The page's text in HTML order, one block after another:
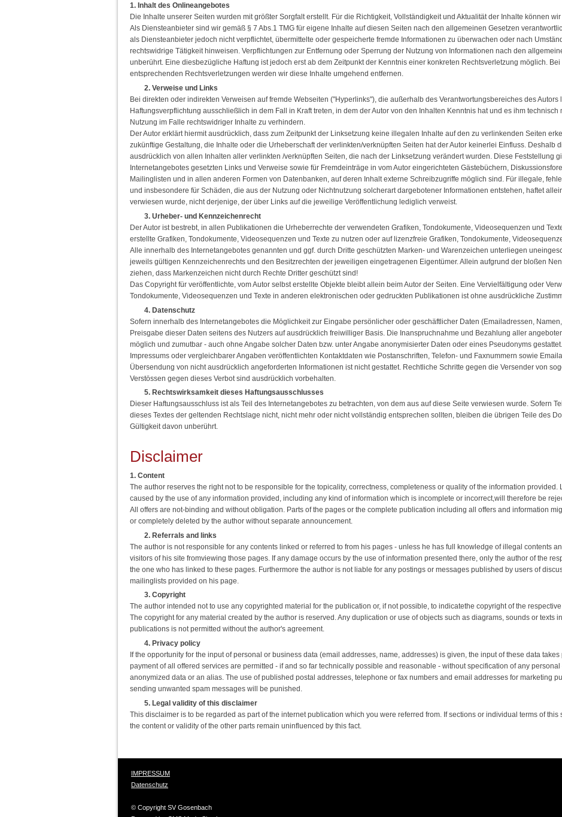
1. Inhalt des Onlineangebotes
Die Inhalte unserer Seiten wurden mit größter Sorgfalt erstellt. Für die Richtigkeit, Vollständigkeit und Aktualität der Inhalte können
Als Diensteanbieter sind wir gemäß § 7 Abs.1 TMG für eigene Inhalte auf diesen Seiten nach den allgemeinen Gesetzen
als Diensteanbieter jedoch nicht verpflichtet, übermittelte oder gespeicherte fremde Informationen zu überwachen oder nach
rechtswidrige Tätigkeit hinweisen. Verpflichtungen zur Entfernung oder Sperrung der Nutzung von Informationen nach den
unberührt. Eine diesbezügliche Haftung ist jedoch erst ab dem Zeitpunkt der Kenntnis einer konkreten Rechtsverletzung möglich.
entsprechenden Rechtsverletzungen werden wir diese Inhalte umgehend entfernen.
2. Verweise und Links
Bei direkten oder indirekten Verweisen auf fremde Webseiten ("Hyperlinks"), die außerhalb des Verantwortungsbereiches des Autors
Haftungsverpflichtung ausschließlich in dem Fall in Kraft treten, in dem der Autor von den Inhalten Kenntnis hat und es ihm
Nutzung im Falle rechtswidriger Inhalte zu verhindern.
Der Autor erklärt hiermit ausdrücklich, dass zum Zeitpunkt der Linksetzung keine illegalen Inhalte auf den zu verlinkenden Seiten
zukünftige Gestaltung, die Inhalte oder die Urheberschaft der verlinkten/verknüpften Seiten hat der Autor keinerlei Einfluss. Deshalb
ausdrücklich von allen Inhalten aller verlinkten /verknüpften Seiten, die nach der Linksetzung verändert wurden. Diese Feststellung
Internetangebotes gesetzten Links und Verweise sowie für Fremdeinträge in vom Autor eingerichteten Gästebüchern,
Mailinglisten und in allen anderen Formen von Datenbanken, auf deren Inhalt externe Schreibzugriffe möglich sind. Für illegale,
und insbesondere für Schäden, die aus der Nutzung oder Nichtnutzung solcherart dargebotener Informationen entstehen, haftet
verwiesen wurde, nicht derjenige, der über Links auf die jeweilige Veröffentlichung lediglich verweist.
3. Urheber- und Kennzeichenrecht
Der Autor ist bestrebt, in allen Publikationen die Urheberrechte der verwendeten Grafiken, Tondokumente, Videosequenzen und
erstellte Grafiken, Tondokumente, Videosequenzen und Texte zu nutzen oder auf lizenzfreie Grafiken, Tondokumente,
Alle innerhalb des Internetangebotes genannten und ggf. durch Dritte geschützten Marken- und Warenzeichen unterliegen
jeweils gültigen Kennzeichenrechts und den Besitzrechten der jeweiligen eingetragenen Eigentümer. Allein aufgrund der bloßen
ziehen, dass Markenzeichen nicht durch Rechte Dritter geschützt sind!
Das Copyright für veröffentlichte, vom Autor selbst erstellte Objekte bleibt allein beim Autor der Seiten. Eine Vervielfältigung oder
Tondokumente, Videosequenzen und Texte in anderen elektronischen oder gedruckten Publikationen ist ohne ausdrückliche
4. Datenschutz
Sofern innerhalb des Internetangebotes die Möglichkeit zur Eingabe persönlicher oder geschäftlicher Daten (Emailadressen,
Preisgabe dieser Daten seitens des Nutzers auf ausdrücklich freiwilliger Basis. Die Inanspruchnahme und Bezahlung aller
möglich und zumutbar - auch ohne Angabe solcher Daten bzw. unter Angabe anonymisierter Daten oder eines Pseudonyms
Impressums oder vergleichbarer Angaben veröffentlichten Kontaktdaten wie Postanschriften, Telefon- und Faxnummern sowie
Übersendung von nicht ausdrücklich angeforderten Informationen ist nicht gestattet. Rechtliche Schritte gegen die Versender von
Verstössen gegen dieses Verbot sind ausdrücklich vorbehalten.
5. Rechtswirksamkeit dieses Haftungsausschlusses
Dieser Haftungsausschluss ist als Teil des Internetangebotes zu betrachten, von dem aus auf diese Seite verwiesen wurde. Sofern
dieses Textes der geltenden Rechtslage nicht, nicht mehr oder nicht vollständig entsprechen sollten, bleiben die übrigen Teile des
Gültigkeit davon unberührt.
Disclaimer
1. Content
The author reserves the right not to be responsible for the topicality, correctness, completeness or quality of the information
caused by the use of any information provided, including any kind of information which is incomplete or incorrect,will therefore be
All offers are not-binding and without obligation. Parts of the pages or the complete publication including all offers and information
or completely deleted by the author without separate announcement.
2. Referrals and links
The author is not responsible for any contents linked or referred to from his pages - unless he has full knowledge of illegal contents
visitors of his site fromviewing those pages. If any damage occurs by the use of information presented there, only the author of the
the one who has linked to these pages. Furthermore the author is not liable for any postings or messages published by users of
mailinglists provided on his page.
3. Copyright
The author intended not to use any copyrighted material for the publication or, if not possible, to indicatethe copyright of the
The copyright for any material created by the author is reserved. Any duplication or use of objects such as diagrams, sounds or texts
publications is not permitted without the author's agreement.
4. Privacy policy
If the opportunity for the input of personal or business data (email addresses, name, addresses) is given, the input of these data
payment of all offered services are permitted - if and so far technically possible and reasonable - without specification of any
anonymized data or an alias. The use of published postal addresses, telephone or fax numbers and email addresses for marketing
sending unwanted spam messages will be punished.
5. Legal validity of this disclaimer
This disclaimer is to be regarded as part of the internet publication which you were referred from. If sections or individual terms of this
the content or validity of the other parts remain uninfluenced by this fact.
IMPRESSUM
Datenschutz
© Copyright SV Gosenbach